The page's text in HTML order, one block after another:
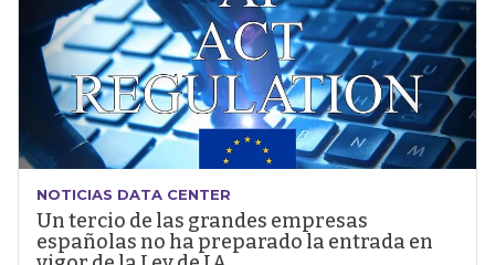
NOTICIAS DATA CENTER
Un tercio de las grandes empresas
españolas no ha preparado la entrada en